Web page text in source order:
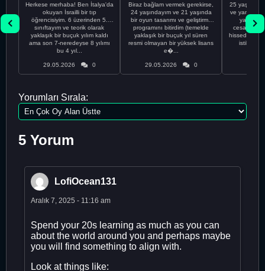
Herkese merhaba! Ben İtalya'da
okuyan İsrailli bir tıp
öğrencisiyim. 6 üzerinden 5.
sınıftayım ve teorik olarak
yaklaşık bir buçuk yılım kaldı
ama son 7-neredeyse 8 yılımı
bu 4 yıl...
29.05.2026 0
Biraz bağlam vermek gerekirse,
24 yaşındayım ve 21 yaşında
bir oyun tasarımı ve geliştirme
programını bitirdim (temelde
yaklaşık bir buçuk yıl süren
resmi olmayan bir yüksek lisans
e�...
29.05.2026 0
25
ve yanlış
cesaretimin
Yorumları Sırala:
5 Yorum
LofiOcean131
Aralık 7, 2025 - 11:16 am
Spend your 20s learning as much as you can
about the world around you and perhaps maybe
you will find something to align with.
Look at things like: